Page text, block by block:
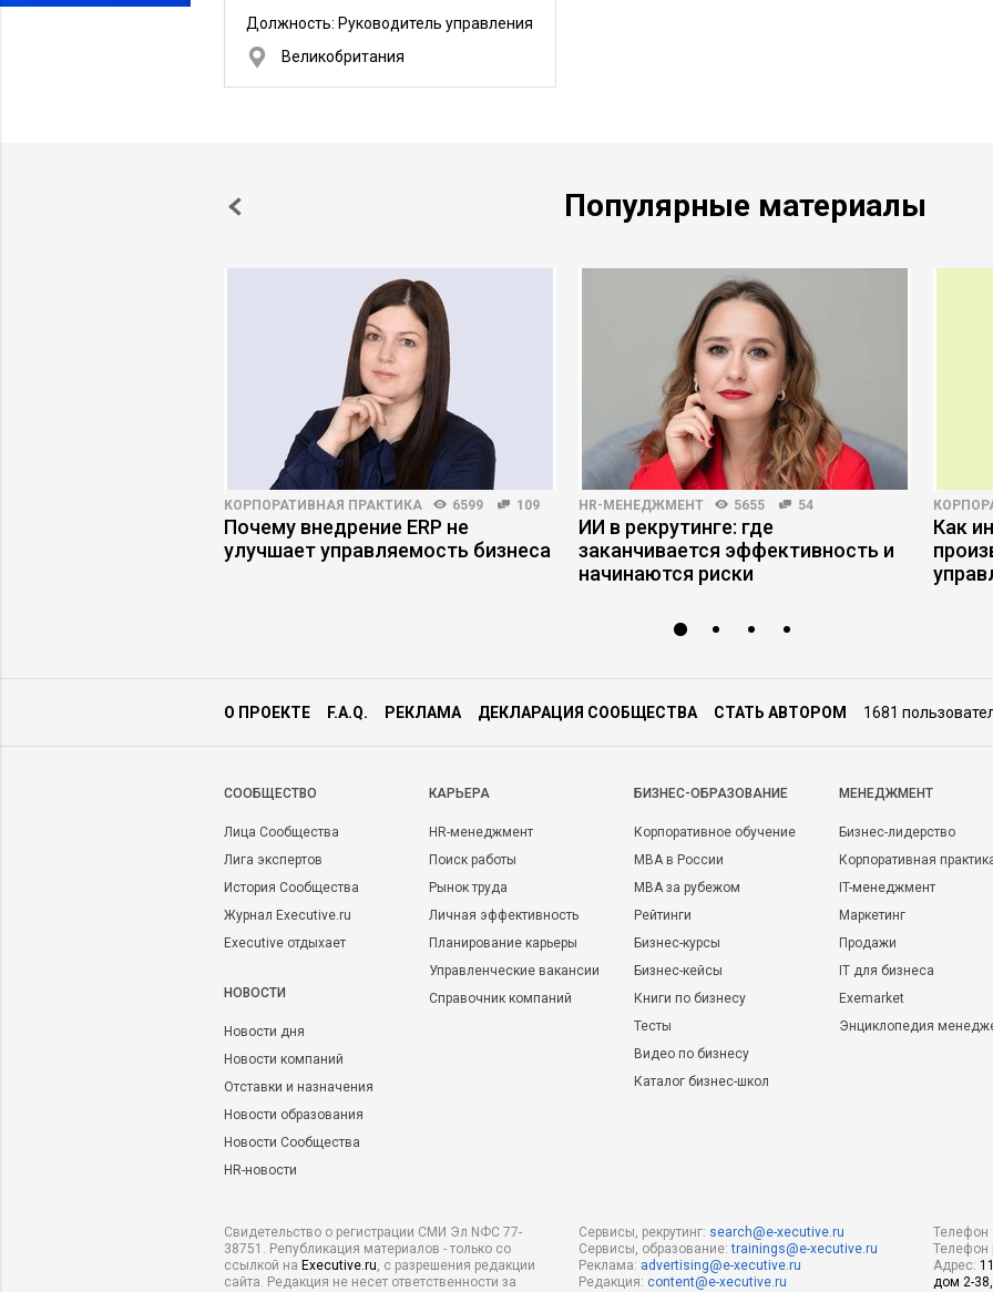
Должность: Руководитель управления
Великобритания
Популярные материалы
КОРПОРАТИВНАЯ ПРАКТИКА 6599 109
Почему внедрение ERP не
улучшает управляемость бизнеса
HR-МЕНЕДЖМЕНТ 5655 54
ИИ в рекрутинге: где
заканчивается эффективность и
начинаются риски
Как
О ПРОЕКТЕ F.A.Q. РЕКЛАМА ДЕКЛАРАЦИЯ СООБЩЕСТВА СТАТЬ АВТОРОМ 1681
CООБЩЕСТВО
Лица Сообщества
Лига экспертов
История Сообщества
Журнал Executive.ru
Executive отдыхает
НОВОСТИ
Новости дня
Новости компаний
Отставки и назначения
Новости образования
Новости Сообщества
HR-новости
КАРЬЕРА
HR-менеджмент
Поиск работы
Рынок труда
Личная эффективность
Планирование карьеры
Управленческие вакансии
Справочник компаний
БИЗНЕС-ОБРАЗОВАНИЕ
Корпоративное обучение
MBA в России
MBA за рубежом
Рейтинги
Бизнес-курсы
Бизнес-кейсы
Книги по бизнесу
Тесты
Видео по бизнесу
Каталог бизнес-школ
МЕНЕДЖМЕНТ
Бизнес-лидерство
Корпоративная
IT-менеджмент
Маркетинг
Продажи
IT для бизнеса
Exemarket
Энциклопедия
Свидетельство о регистрации СМИ Эл NФС 77-
38751. Републикация материалов - только со
ссылкой на Executive.ru, с разрешения редакции
сайта. Редакция не несет ответственности за
Сервисы, рекрутинг: search@e-xecutive.ru
Сервисы, образование:trainings@e-xecutive.ru
Реклама: advertising@e-xecutive.ru
Редакция: content@e-xecutive.ru
Телефон
Телефон
Адрес:
дом 2-